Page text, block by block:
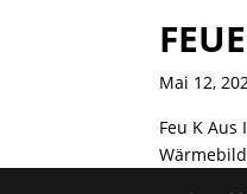
Mai 12,
Feu K